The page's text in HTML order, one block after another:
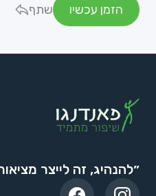
הזמן עכשיו
שתף
״להנהיג, זה לייצר